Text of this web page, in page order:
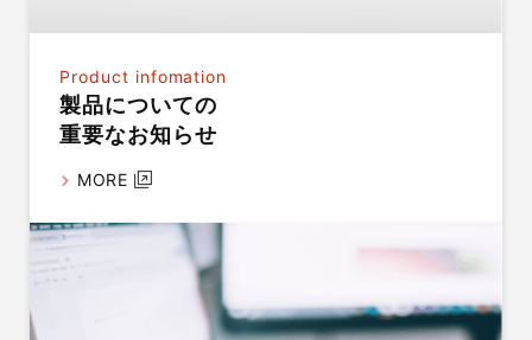
Product infomation
製品についての
重要なお知らせ
MORE